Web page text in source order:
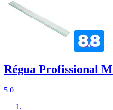
Régua Profissional
5.0